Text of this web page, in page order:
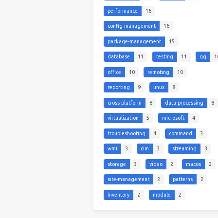
performance 16
config-management 16
package-management 15
database 11 testing 11 qq
office 10 remoting 10
reporting 9 linux 8
cross-platform 8 data-processing 8
virtualization 5 microsoft 4
troubleshooting 4 command 3
wmi 3 cim 3 streaming 3
storage 3 video 2 macos 2
site-management 2 patterns 2
inventory 2 module 2